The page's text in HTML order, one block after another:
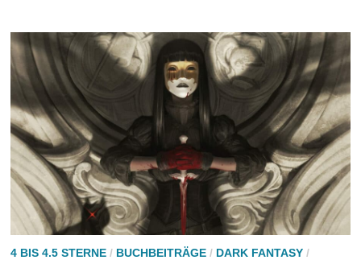
4 BIS 4.5 STERNE/ BUCHBEITRÄGE/ DARK FANTASY/